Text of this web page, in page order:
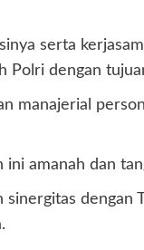
serta
Polri dengan
manajerial
amanah dan
dengan